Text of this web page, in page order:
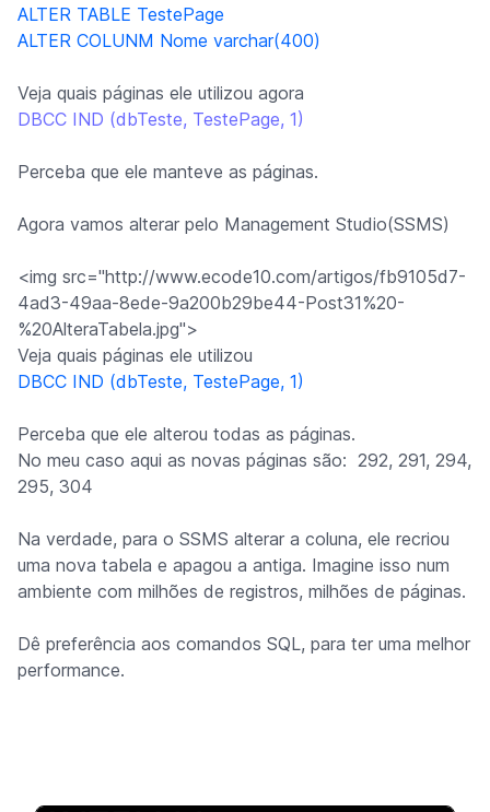
ALTER TABLE TestePage
ALTER COLUNM Nome varchar(400)
Veja quais páginas ele utilizou agora
DBCC IND (dbTeste, TestePage, 1)
Perceba que ele manteve as páginas.
Agora vamos alterar pelo Management Studio(SSMS)
<img src="http://www.ecode10.com/artigos/fb9105d7-
4ad3-49aa-8ede-9a200b29be44-Post31%20-
%20AlteraTabela.jpg">
Veja quais páginas ele utilizou
DBCC IND (dbTeste, TestePage, 1)
Perceba que ele alterou todas as páginas.
No meu caso aqui as novas páginas são: 292, 291, 294,
295, 304
Na verdade, para o SSMS alterar a coluna, ele recriou
uma nova tabela e apagou a antiga. Imagine isso num
ambiente com milhões de registros, milhões de páginas.
Dê preferência aos comandos SQL, para ter uma melhor
performance.